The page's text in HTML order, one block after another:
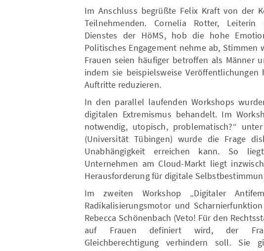
Im Anschluss begrüßte Felix Kraft von der
Teilnehmenden. Cornelia Rotter, Leiterin
Dienstes der HöMS, hob die hohe
Politisches Engagement nehme ab, Stimmen
Frauen seien häufiger betroffen als Männer
indem sie beispielsweise
Auftritte reduzieren.
In den parallel laufenden Workshops
digitalen Extremismus behandelt. Im
notwendig, utopisch, problematisch?“
(Universität Tübingen) wurde die Frage
Unabhängigkeit erreichen kann. So
Unternehmen am Cloud-Markt liegt
Herausforderung für digitale
Im zweiten Workshop „Digitaler
Radikalisierungsmotor und
Rebecca Schönenbach (Veto! Für den
auf Frauen definiert wird, der
Gleichberechtigung verhindern soll. Sie